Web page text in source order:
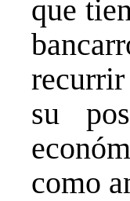
que
recurrir
su
como